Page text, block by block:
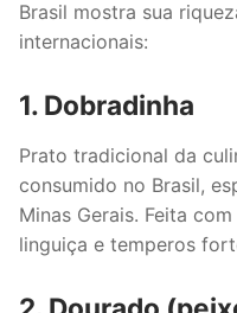
Brasil mostra sua
internacionais:
1. Dobradinha
Prato tradicional da
consumido no Brasil,
Minas Gerais. Feita
linguiça e temperos